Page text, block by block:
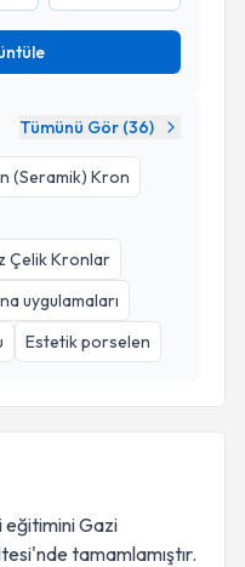
Tümünü Gör (36)
(Seramik) Kron
Çelik Kronlar
uygulamaları
Estetik porselen
eğitimini Gazi
tamamlamıştır.